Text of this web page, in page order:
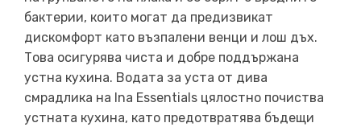
бактерии, които могат да предизвикат
дискомфорт като възпалени венци и лош дъх.
Това осигурява чиста и добре поддържана
устна кухина. Водата за уста от дива
смрадлика на Ina Essentials цялостно почиства
устната кухина, като предотвратява бъдещи